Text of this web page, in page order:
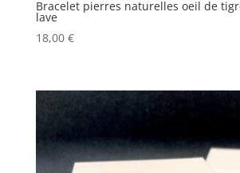
Bracelet pierres naturelles oeil de
lave
18,00 €